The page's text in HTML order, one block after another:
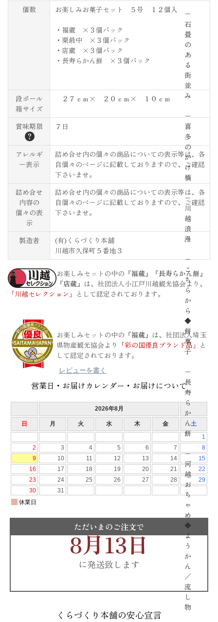
−
石
畳
の
あ
る
街
並
み
−
喜
多
の
か
け
橋
−
川
越
浪
漫
−
こ
ち
ら
か
ら
◆
餅
菓
子
−
長
寿
ら
か
ん
餅
−
河
越
お
ち
ゃ
め
◆
よ
う
か
ん
／
流
し
物
個数 お楽しみお菓子セット ５号 １２個入
・福蔵 ×３個パック
・栗最中 ×３個パック
・店蔵 ×３個パック
・長寿らかん餅 ×３個パック
段ボール
箱サイズ
２７ｃｍ× ２０ｃｍ× １０ｃｍ
賞味期限
？
７日
アレルギ
ー表示
詰め合せ内の個々の商品についての表示等は、各
自個々のページに記載しておりますので、ご確認
下さいませ。
詰め合せ
内容の
個々の表
示
詰め合せ内の個々の商品についての表示等は、各
自個々のページに記載しておりますので、ご確認
下さいませ。
製造者
(有)くらづくり本舗
川越市久保町５番地３
お楽しみセットの中の 『福蔵』『長寿らかん餅』
『店蔵』 は、社団法人小江戸川越観光協会より、
「川越セレクション」 として認定されております。
お楽しみセットの中の 『福蔵』 は、社団法人埼玉
県物産観光協会より
「彩の国優良ブランド品」 と
して認定されております。
レビューを書く
営業日・お届けカレンダー・お届けについて
ただいまのご注文で
8月13日
に発送致します
くらづくり本舗の安心宣言